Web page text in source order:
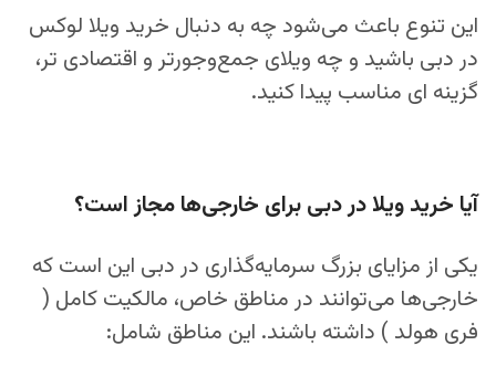
این تنوع باعث می‌شود چه به دنبال خرید ویلا لوکس
در دبی باشید و چه ویلای جمع‌وجورتر و اقتصادی‌ تر،
گزینه‌ ای مناسب پیدا کنید.
آیا خرید ویلا در دبی برای خارجی‌ها مجاز است؟
یکی از مزایای بزرگ سرمایه‌گذاری در دبی این است که
خارجی‌ها می‌توانند در مناطق خاص، مالکیت کامل (
فری هولد ) داشته باشند. این مناطق شامل: